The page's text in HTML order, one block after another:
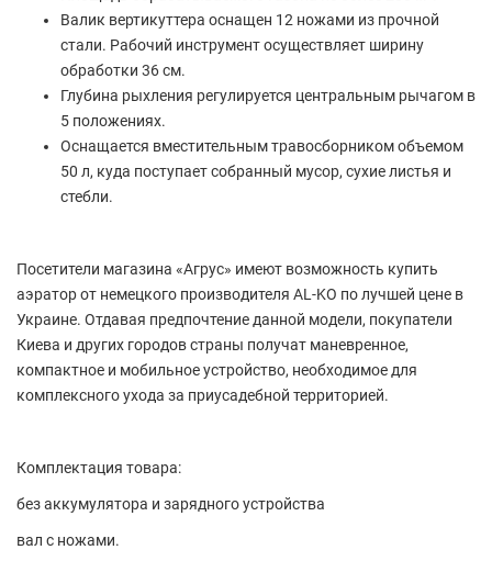
Валик вертикуттера оснащен 12 ножами из прочной
стали. Рабочий инструмент осуществляет ширину
обработки 36 см.
Глубина рыхления регулируется центральным рычагом в
5 положениях.
Оснащается вместительным травосборником объемом
50 л, куда поступает собранный мусор, сухие листья и
стебли.
Посетители магазина «Агрус» имеют возможность купить
аэратор от немецкого производителя AL-KO по лучшей цене в
Украине. Отдавая предпочтение данной модели, покупатели
Киева и других городов страны получат маневренное,
компактное и мобильное устройство, необходимое для
комплексного ухода за приусадебной территорией.
Комплектация товара:
без аккумулятора и зарядного устройства
вал с ножами.